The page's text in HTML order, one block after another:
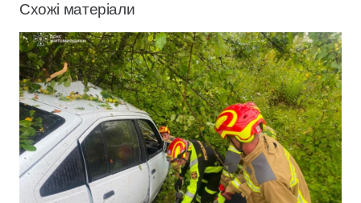
Схожі матеріали